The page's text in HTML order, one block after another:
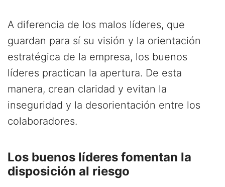
A diferencia de los malos líderes, que
guardan para sí su visión y la orientación
estratégica de la empresa, los buenos
líderes practican la apertura. De esta
manera, crean claridad y evitan la
inseguridad y la desorientación entre los
colaboradores.
Los buenos líderes fomentan la
disposición al riesgo